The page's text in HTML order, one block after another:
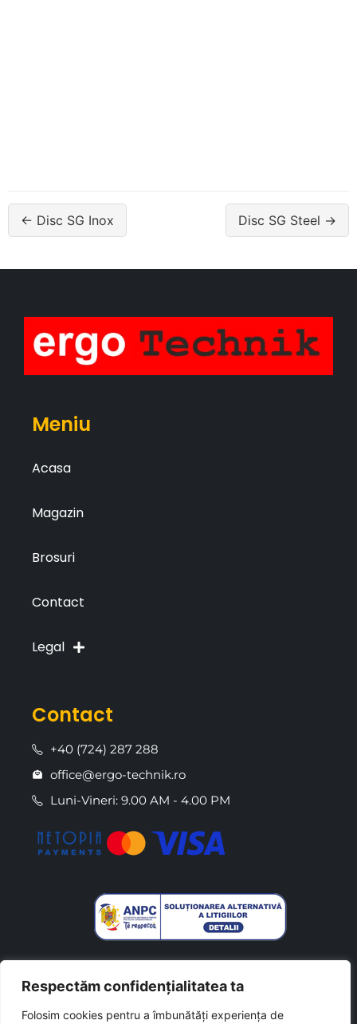
Respectăm confidențialitatea ta
Folosim cookies pentru a îmbunătăți experiența de
← Disc SG Inox Disc SG Steel →
Meniu
Acasa
Magazin
Brosuri
Contact
Legal
Contact
+40 (724) 287 288
office@ergo-technik.ro
Luni-Vineri: 9.00 AM - 4.00 PM